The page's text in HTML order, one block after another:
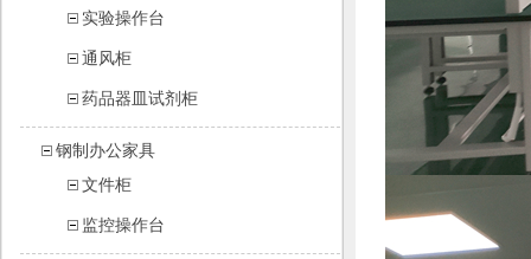
实验操作台
通风柜
药品器皿试剂柜
钢制办公家具
文件柜
监控操作台